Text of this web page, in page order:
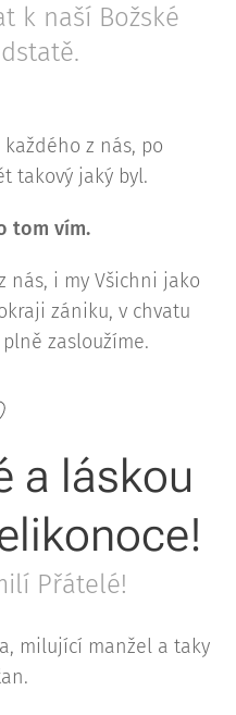
k naší Božské
z nás, po
takový jaký byl.
tom vím.
nás, i my Všichni jako
zániku, v chvatu
zasloužíme.
a láskou
Přátelé!
milující manžel a taky